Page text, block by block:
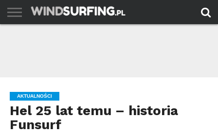
AKTUALNOŚCI
Hel 25 lat temu – historia
Funsurf